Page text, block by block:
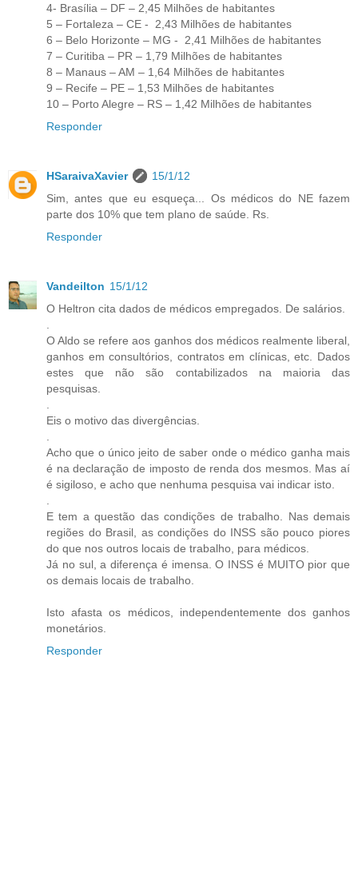
4- Brasília – DF – 2,45 Milhões de habitantes
5 – Fortaleza – CE - 2,43 Milhões de habitantes
6 – Belo Horizonte – MG - 2,41 Milhões de habitantes
7 – Curitiba – PR – 1,79 Milhões de habitantes
8 – Manaus – AM – 1,64 Milhões de habitantes
9 – Recife – PE – 1,53 Milhões de habitantes
10 – Porto Alegre – RS – 1,42 Milhões de habitantes
Responder
HSaraivaXavier
15/1/12
Sim, antes que eu esqueça... Os médicos do NE fazem
parte dos 10% que tem plano de saúde. Rs.
Responder
Vandeilton 15/1/12
O Heltron cita dados de médicos empregados. De salários.
O Aldo se refere aos ganhos dos médicos realmente liberal,
ganhos em consultórios, contratos em clínicas, etc. Dados
estes que não são contabilizados na maioria das
pesquisas.
Eis o motivo das divergências.
Acho que o único jeito de saber onde o médico ganha mais
é na declaração de imposto de renda dos mesmos. Mas aí
é sigiloso, e acho que nenhuma pesquisa vai indicar isto.
E tem a questão das condições de trabalho. Nas demais
regiões do Brasil, as condições do INSS são pouco piores
do que nos outros locais de trabalho, para médicos.
Já no sul, a diferença é imensa. O INSS é MUITO pior que
os demais locais de trabalho.
Isto afasta os médicos, independentemente dos ganhos
monetários.
Responder